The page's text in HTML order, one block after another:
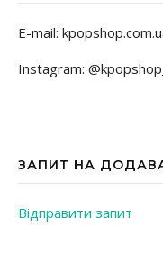
E-mail:
Instagram:
ЗАПИТ НА
Відправити запит